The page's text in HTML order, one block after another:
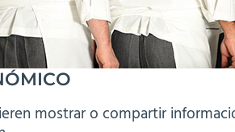
mostrar o compartir